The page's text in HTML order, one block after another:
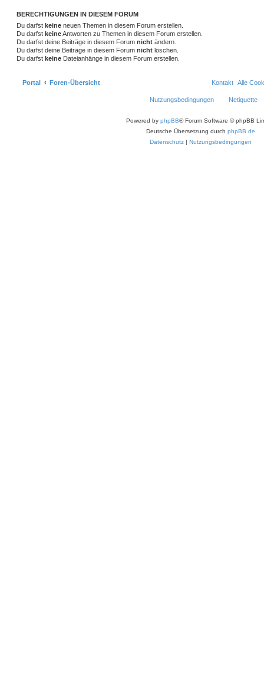
BERECHTIGUNGEN IN DIESEM FORUM
Du darfst keine neuen Themen in diesem Forum erstellen.
Du darfst keineAntworten zu Themen in diesem Forum erstellen.
Du darfst deine Beiträge in diesem Forum nicht ändern.
Du darfst deine Beiträge in diesem Forum nicht löschen.
Du darfst keine Dateianhänge in diesem Forum erstellen.
Portal Foren-Übersicht Alle
Kontakt
Netiquette
Nutzungsbedingungen
Powered by phpBB® Forum Software © phpBB
Deutsche Übersetzung durch phpBB.de
Datenschutz | Nutzungsbedingungen